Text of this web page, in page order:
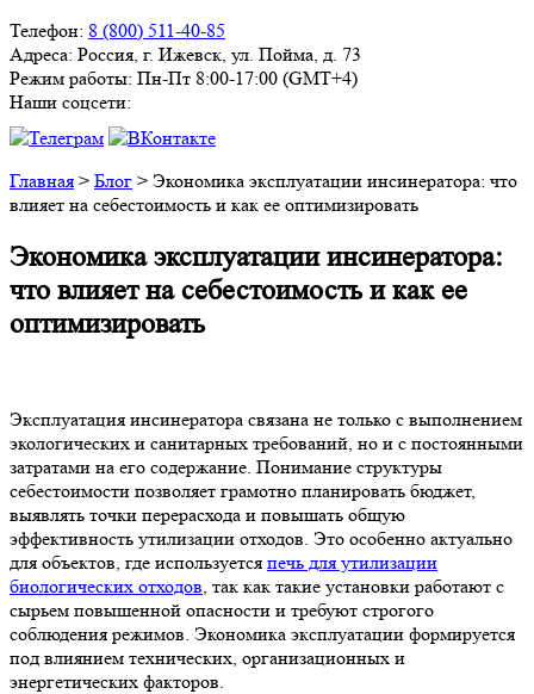
Телефон: 8 (800) 511-40-85
Адреса: Россия, г. Ижевск, ул. Пойма, д. 73
Режим работы: Пн-Пт 8:00-17:00 (GMT+4)
Наши соцсети:
Главная > Блог > Экономика эксплуатации инсинератора: что
влияет на себестоимость и как ее оптимизировать
Экономика эксплуатации инсинератора:
что влияет на себестоимость и как ее
оптимизировать
Эксплуатация инсинератора связана не только с выполнением
экологических и санитарных требований, но и с постоянными
затратами на его содержание. Понимание структуры
себестоимости позволяет грамотно планировать бюджет,
выявлять точки перерасхода и повышать общую
эффективность утилизации отходов. Это особенно актуально
для объектов, где используется печь для утилизации
биологических отходов, так как такие установки работают с
сырьем повышенной опасности и требуют строгого
соблюдения режимов. Экономика эксплуатации формируется
под влиянием технических, организационных и
энергетических факторов.